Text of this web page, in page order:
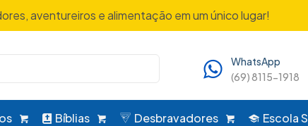
aventureiros e alimentação em um único lugar!
WhatsApp
(69) 8115-1918
Bíblias Desbravadores Escola